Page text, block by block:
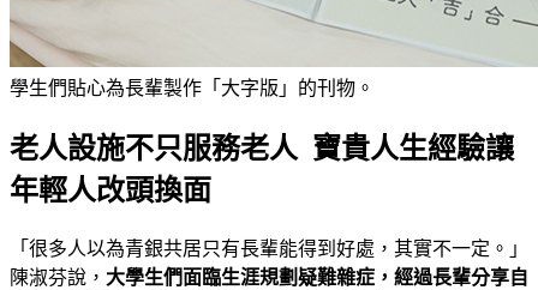
學生們貼心為長輩製作「大字版」的刊物。
老人設施不只服務老人 寶貴人生經驗讓
年輕人改頭換面
「很多人以為青銀共居只有長輩能得到好處，其實不一定。」
陳淑芬說， 大學生們面臨生涯規劃疑難雜症，經過長輩分享自